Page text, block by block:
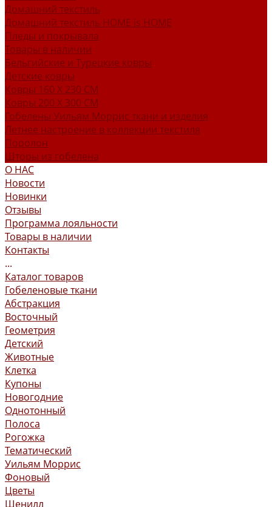
Домашний текстиль
Домашний текстиль HOME is HOME
Пледы и покрывала
Товары в наличии
Бельгийские и Турецкие ковры
Детские ковры
Ковры 160 X 230 СМ
Ковры 200 X 300 СМ
Гобелены Уильям Моррис ткани и изделия
Летнее настроение в коллекции текстиля
Поролон
Шторы из гобелена
О НАС
Новости
Новинки
Отзывы
Программа лояльности
Товары в наличии
Контакты
...
Каталог товаров
Гобеленовые ткани
Абстракция
Восточный
Геометрия
Детский
Животные
Клетка
Купоны
Новогодние
Однотонный
Полоса
Рогожка
Тематический
Уильям Моррис
Фоновый
Цветы
Шенилл